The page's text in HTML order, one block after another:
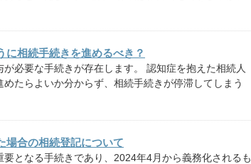
に相続手続きを進めるべき？
必要な手続きが存在します。 認知症を抱えた相続人
たらよいか分からず、相続手続きが停滞してしまう
場合の相続登記について
となる手続きであり、2024年4月から義務化されるも